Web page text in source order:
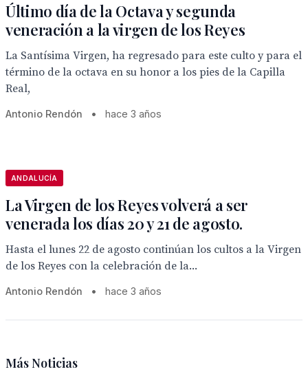
Último día de la Octava y segunda
veneración a la virgen de los Reyes
La Santísima Virgen, ha regresado para este culto y para el
término de la octava en su honor a los pies de la Capilla
Real,
Antonio Rendón • hace 3 años
ANDALUCÍA
La Virgen de los Reyes volverá a ser
venerada los días 20 y 21 de agosto.
Hasta el lunes 22 de agosto continúan los cultos a la Virgen
de los Reyes con la celebración de la...
Antonio Rendón • hace 3 años
Más Noticias